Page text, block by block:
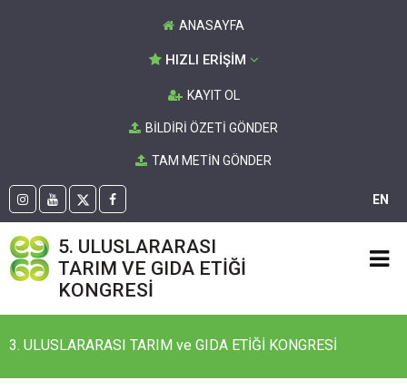
ANASAYFA
HIZLI ERİŞİM
KAYIT OL
BİLDİRİ ÖZETİ GÖNDER
TAM METİN GÖNDER
EN
5. ULUSLARARASI
TARIM VE GIDA ETİĞİ
KONGRESİ
3. ULUSLARARASI TARIM ve GIDA ETİĞİ KONGRESİ